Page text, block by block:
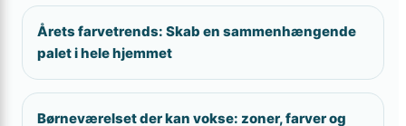
Årets farvetrends: Skab en sammenhængende
palet i hele hjemmet
Børneværelset der kan vokse: zoner, farver og